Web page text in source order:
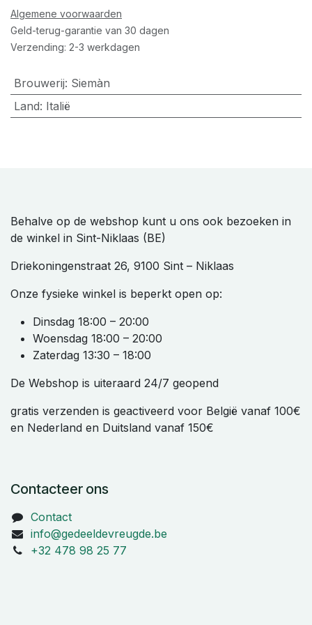
Algemene voorwaarden
Geld-terug-garantie van 30 dagen
Verzending: 2-3 werkdagen
Brouwerij: Siemàn
Land: Italië
Behalve op de webshop kunt u ons ook bezoeken in
de winkel in Sint-Niklaas (BE)
Driekoningenstraat 26, 9100 Sint – Niklaas
Onze fysieke winkel is beperkt open op:
Dinsdag 18:00 – 20:00
Woensdag 18:00 – 20:00
Zaterdag 13:30 – 18:00
De Webshop is uiteraard 24/7 geopend
gratis verzenden is geactiveerd voor België vanaf 100€
en Nederland en Duitsland vanaf 150€
Contacteer ons
Contact
info@gedeeldevreugde.be
+32 478 98 25 77